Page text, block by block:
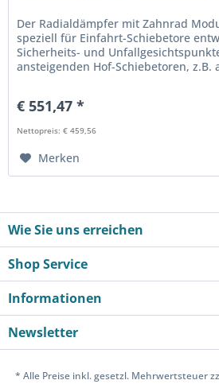
Der Radialdämpfer mit Zahnrad
speziell für Einfahrt-Schiebetore
Sicherheits- und
ansteigenden Hof-Schiebetoren, z.B.
€ 551,47 *
Nettopreis: € 459,56
Merken
Wie Sie uns erreichen
Shop Service
Informationen
Newsletter
* Alle Preise inkl. gesetzl. Mehrwertsteuer